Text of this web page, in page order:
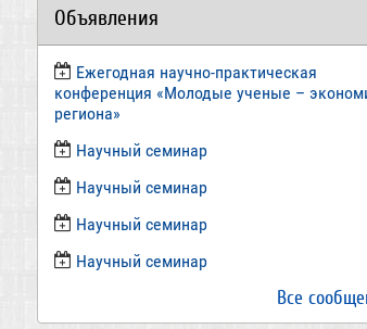
Объявления
Ежегодная научно-практическая
конференция «Молодые ученые –
региона»
​Научный семинар
​Научный семинар
Научный семинар
​Научный семинар
Все